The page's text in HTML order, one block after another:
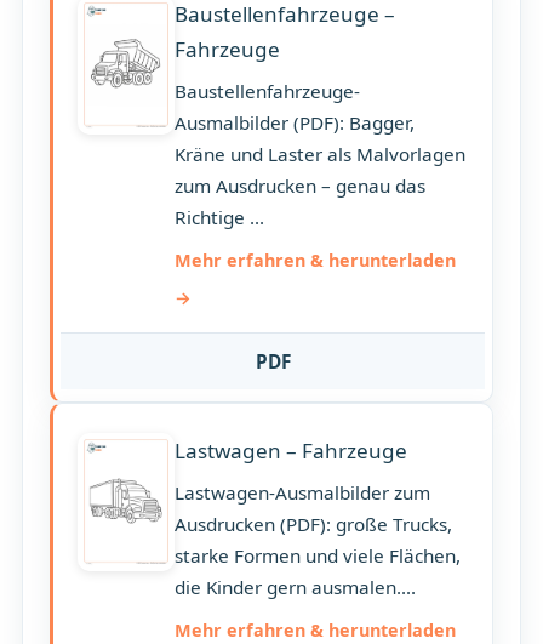
Baustellenfahrzeuge –
Fahrzeuge
Baustellenfahrzeuge-
Ausmalbilder (PDF): Bagger,
Kräne und Laster als Malvorlagen
zum Ausdrucken – genau das
Richtige ...
Mehr erfahren & herunterladen
PDF
Lastwagen – Fahrzeuge
Lastwagen-Ausmalbilder zum
Ausdrucken (PDF): große Trucks,
starke Formen und viele Flächen,
die Kinder gern ausmalen....
Mehr erfahren & herunterladen